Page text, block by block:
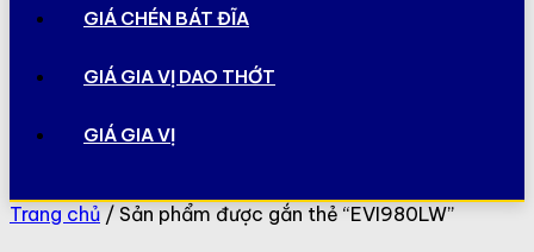
GIÁ CHÉN BÁT ĐĨA
GIÁ GIA VỊ DAO THỚT
GIÁ GIA VỊ
Trang chủ / Sản phẩm được gắn thẻ “EVI980LW”